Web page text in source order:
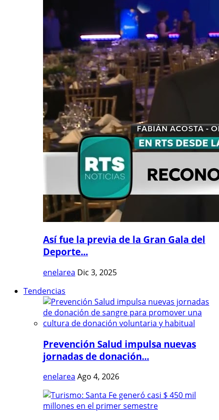
Así fue la previa de la Gran Gala del
Deporte...
enelarea Dic 3, 2025
Tendencias
Prevención Salud impulsa nuevas
jornadas de donación...
enelarea Ago 4, 2026